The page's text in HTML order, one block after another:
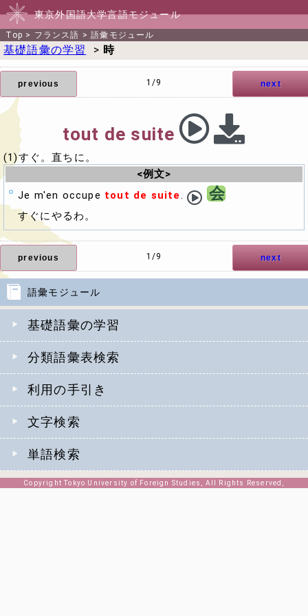
東京外国語大学言語モジュール
Top > フランス語 >語彙モジュール
語彙モジュール
基礎語彙の学習
分類語彙表検索
利用の手引き
文字検索
単語検索
基礎語彙の学習 > 時
previous next
1/9
tout de suite
(1)すぐ。直ちに。
<例文>
Je m'en occupe tout de suite. 会
すぐにやるわ。
previous next
1/9
Copyright Tokyo University of Foreign Studies, All Rights Reserved,